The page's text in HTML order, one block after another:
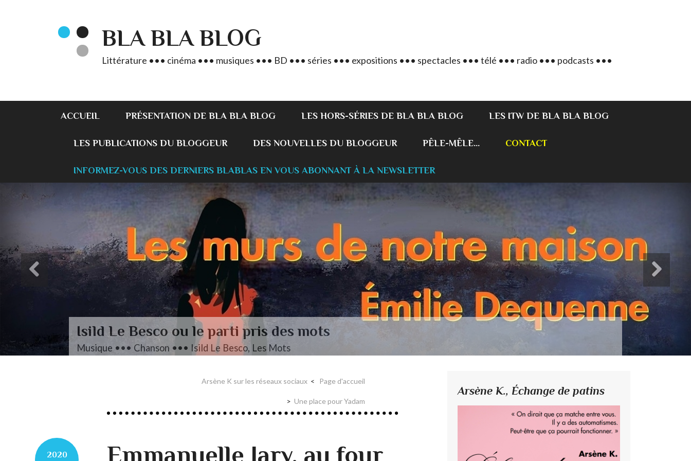
BLA BLA BLOG
Littérature ••• cinéma ••• musiques ••• BD ••• séries ••• expositions ••• spectacles ••• télé ••• radio ••• podcasts •••
ACCUEIL PRÉSENTATION DE BLA BLA BLOG LES HORS-SÉRIES DE BLA BLA BLOG LES ITW DE BLA BLA BLOG
LES PUBLICATIONS DU BLOGGEUR DES NOUVELLES DU BLOGGEUR PÊLE-MÊLE... CONTACT
INFORMEZ-VOUS DES DERNIERS BLABLAS EN VOUS ABONNANT À LA NEWSLETTER
Isild Le Besco ou le parti pris des mots
Musique ••• Chanson ••• Isild Le Besco, Les Mots
Arsène K sur les réseaux sociaux Page d'accueil
Une place pour Yadam
2020
Emmanuelle Jary, au four
Arsène K., Échange de patins